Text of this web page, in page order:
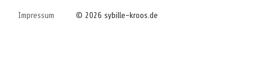
Impressum © 2026 sybille-kroos.de